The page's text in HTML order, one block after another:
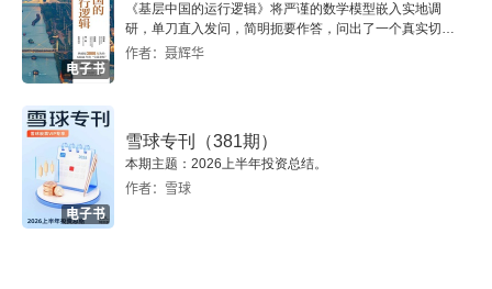
电子书
《基层中国的运行逻辑》将严谨的数学模型嵌入实地调
研，单刀直入发问，简明扼要作答，问出了一个真实切近
的基层中国。
作者：聂辉华
电子书
雪球专刊（381期）
本期主题：2026上半年投资总结。
作者：雪球